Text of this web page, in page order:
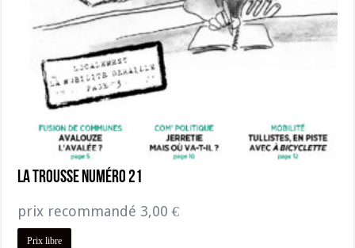
La Trousse Numéro 21
prix recommandé 3,00€
Prix libre